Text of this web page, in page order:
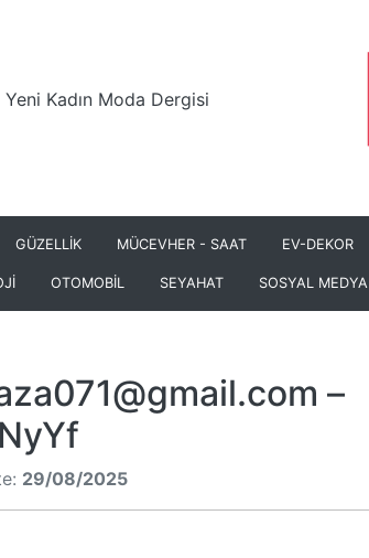
Kadın Moda Dergisi
GÜZELLİK MÜCEVHER - SAAT EV-DEKOR
OTOMOBİL SEYAHAT SOSYAL MEDYA
–
29/08/2025